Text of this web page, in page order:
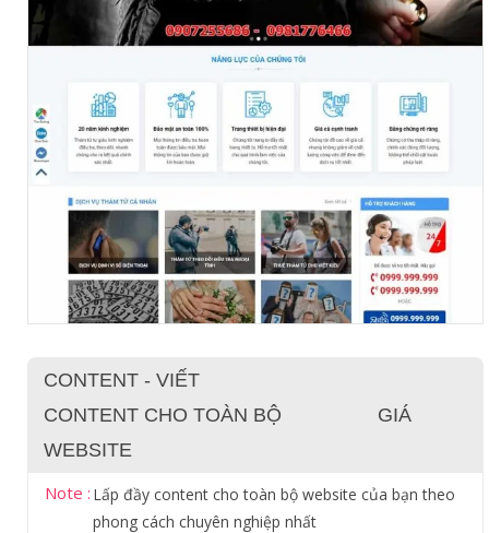
CONTENT - VIẾT
CONTENT CHO TOÀN BỘ
WEBSITE
GIÁ
Note : Lấp đầy content cho toàn bộ website của bạn theo
phong cách chuyên nghiệp nhất